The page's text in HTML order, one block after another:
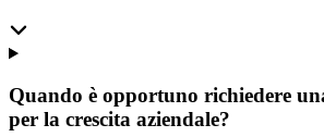
Quando è opportuno richiedere
per la crescita aziendale?